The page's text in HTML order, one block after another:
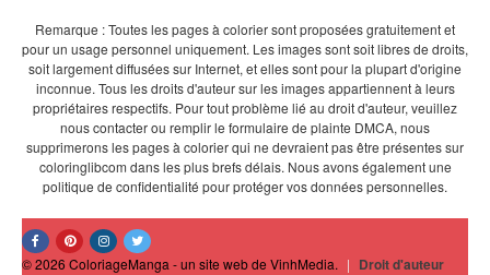
Remarque : Toutes les pages à colorier sont proposées gratuitement et
pour un usage personnel uniquement. Les images sont soit libres de droits,
soit largement diffusées sur Internet, et elles sont pour la plupart d'origine
inconnue. Tous les droits d'auteur sur les images appartiennent à leurs
propriétaires respectifs. Pour tout problème lié au droit d'auteur, veuillez
nous contacter ou remplir le formulaire de plainte DMCA, nous
supprimerons les pages à colorier qui ne devraient pas être présentes sur
coloringlibcom dans les plus brefs délais. Nous avons également une
politique de confidentialité pour protéger vos données personnelles.
© 2026 ColoriageManga - un site web de VinhMedia. | Droit d'auteur